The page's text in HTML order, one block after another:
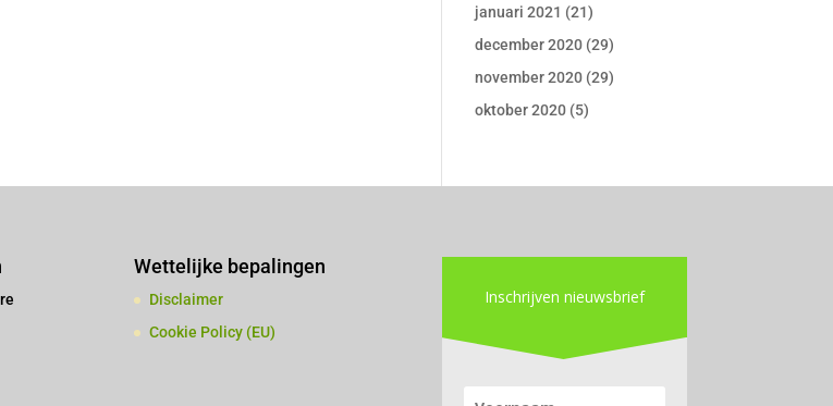
januari 2021 (21)
december 2020 (29)
november 2020 (29)
oktober 2020 (5)
Wettelijke bepalingen
Disclaimer
Cookie Policy (EU)
Inschrijven nieuwsbrief